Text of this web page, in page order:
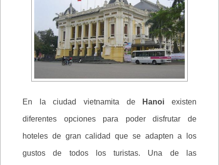
En la ciudad vietnamita de Hanoiexisten
diferentes opciones para poder disfrutar de
hoteles de gran calidad que se adapten a los
gustos de todos los turistas. Una de las